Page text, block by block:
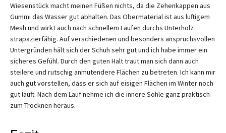
Wiesenstück macht meinen Füßen nichts, da die Zehenkappen aus
Gummi das Wasser gut abhalten. Das Obermaterial ist aus luftigem
Mesh und wirkt auch nach schnellem Laufen durchs Unterholz
strapazierfähig. Auf verschiedenen und besonders anspruchsvollen
Untergründen hält sich der Schuh sehr gut und ich habe immer ein
sicheres Gefühl. Durch den guten Halt traut man sich dann auch
steilere und rutschig anmutendere Flächen zu betreten. Ich kann mir
auch gut vorstellen, dass er sich auf eisigen Flächen im Winter noch
gut läuft. Nach dem Lauf nehme ich die innere Sohle ganz praktisch
zum Trocknen heraus.